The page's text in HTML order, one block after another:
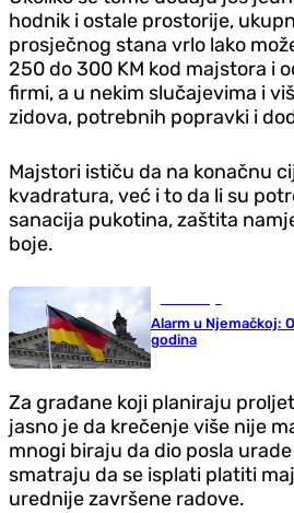
hodnik i ostale prostorije,
prosječnog stana vrlo lako
250 do 300 KM kod majstora i
firmi, a u nekim slučajevima i
zidova, potrebnih popravki i
Majstori ističu da na konačnu
kvadratura, već i to da li su
sanacija pukotina, zaštita
boje.
Alarm u Njemačkoj:
godina
Za građane koji planiraju
jasno je da krečenje više nije
mnogi biraju da dio posla
smatraju da se isplati platiti
urednije završene radove.